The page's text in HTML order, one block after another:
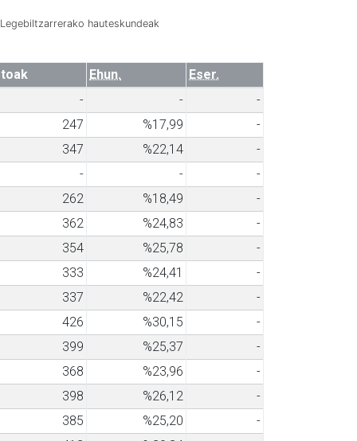
hauteskundeak
Ehun.
Eser.
- -
-
247 %17,99
-
347 %22,14
-
- -
-
262 %18,49
-
362 %24,83
-
354 %25,78
-
333 %24,41
-
337 %22,42
-
426 %30,15
-
399 %25,37
-
368 %23,96
-
398 %26,12
-
385 %25,20
-